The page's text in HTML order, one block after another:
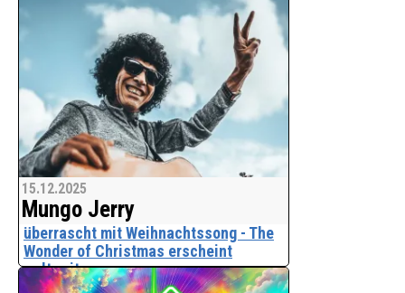
15.12.2025
Mungo Jerry
überrascht mit Weihnachtssong - The
Wonder of Christmas erscheint
weltweit